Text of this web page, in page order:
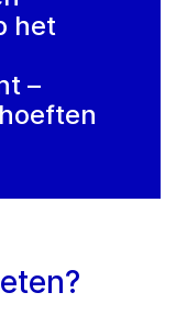
het
–